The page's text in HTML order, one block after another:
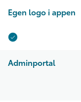
Egen logo i appen
Adminportal